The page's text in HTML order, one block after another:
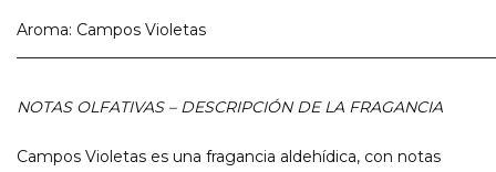
Aroma: Campos Violetas
NOTAS OLFATIVAS – DESCRIPCIÓN DE LA FRAGANCIA
Campos Violetas es una fragancia aldehídica, con notas